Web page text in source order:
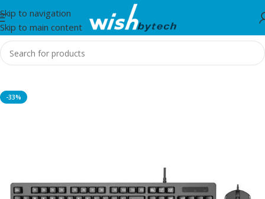
Skip to navigation
Skip to main content
Home/Marvo
-33%